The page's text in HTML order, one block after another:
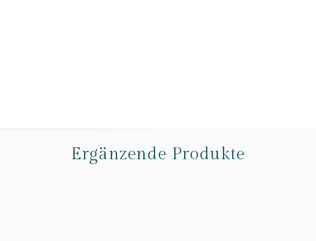
Ergänzende Produkte